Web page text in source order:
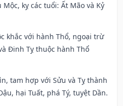
kỵ các tuổi: Ất Mão và Kỷ
khắc với hành Thổ, ngoại trừ
Đinh Tỵ thuộc hành Thổ
tam hợp với Sửu và Tỵ thành
hại Tuất, phá Tý, tuyệt Dần.